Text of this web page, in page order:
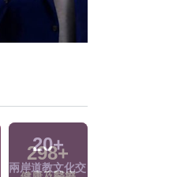
20+
兩岸道教文化交